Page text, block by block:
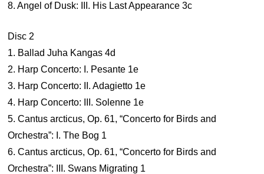
8. Angel of Dusk: III. His Last Appearance 3c
Disc 2
1. Ballad Juha Kangas 4d
2. Harp Concerto: I. Pesante 1e
3. Harp Concerto: II. Adagietto 1e
4. Harp Concerto: III. Solenne 1e
5. Cantus arcticus, Op. 61, “Concerto for Birds and
Orchestra”: I. The Bog 1
6. Cantus arcticus, Op. 61, “Concerto for Birds and
Orchestra”: III. Swans Migrating 1